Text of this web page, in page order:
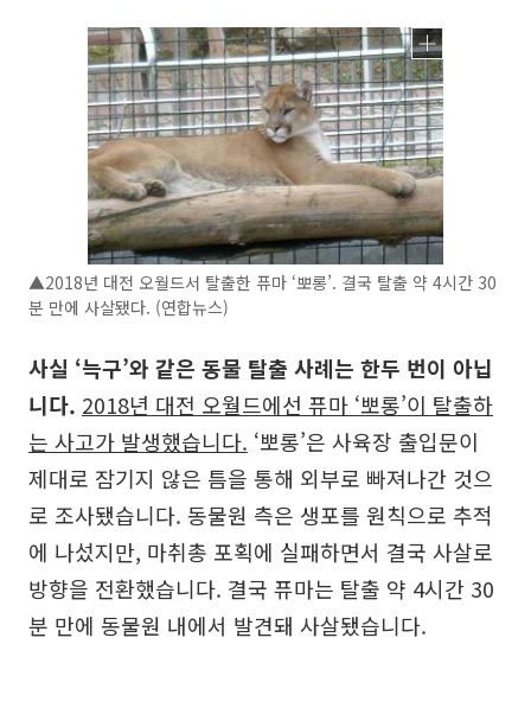
▲2018년 대전 오월드서 탈출한 퓨마 ‘뽀롱’. 결국 탈출 약 4시간 30
분 만에 사살됐다. (연합뉴스)
사실 ‘늑구’와 같은 동물 탈출 사례는 한두 번이 아닙
니다. 2018년 대전 오월드에선 퓨마 ‘뽀롱’이 탈출하
는 사고가 발생했습니다. ‘뽀롱’은 사육장 출입문이
제대로 잠기지 않은 틈을 통해 외부로 빠져나간 것으
로 조사됐습니다. 동물원 측은 생포를 원칙으로 추적
에 나섰지만, 마취총 포획에 실패하면서 결국 사살로
방향을 전환했습니다. 결국 퓨마는 탈출 약 4시간 30
분 만에 동물원 내에서 발견돼 사살됐습니다.